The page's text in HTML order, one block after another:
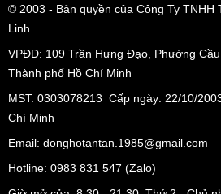
© 2003 - Bản quyền của Công Ty TNHH
Linh.
VPĐD: 109 Trần Hưng Đạo, Phường
Thành phố Hồ Chí Minh
MST: 0303078213 Cấp ngày: 22/10/
Chí Minh
Email: donghotantan.1985@gmail.com
Hotline: 0983 831 547 (Zalo)